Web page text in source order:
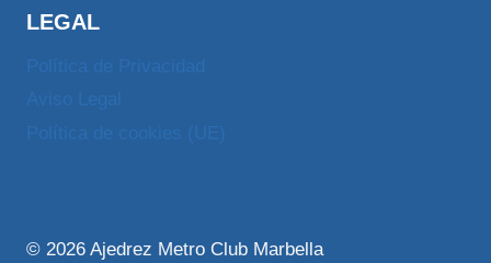
LEGAL
© 2026 Ajedrez Metro Club Marbella